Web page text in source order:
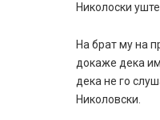
Николоски
На брат му на
докаже дека
дека не го
Николовски.